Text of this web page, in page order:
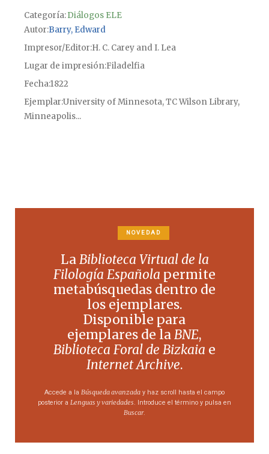
Categoría:Diálogos ELE
Autor Barry, Edward
Impresor/Editor H. C. Carey and I. Lea
Lugar de impresiónFiladelfia
Fecha1822
Ejemplar University of Minnesota, TC Wilson Library,
Minneapolis...
NOVEDAD
LaBiblioteca Virtual de la
Filología Española permite
metabúsquedas dentro de
los ejemplares.
Disponible para
ejemplares de laBNE,
Biblioteca Foral de Bizkaia e
Internet Archive.
Accede a la Búsqueda avanzada y haz scroll hasta el campo
posterior a Lenguas y variedades. Introduce el término y pulsa en
Buscar.